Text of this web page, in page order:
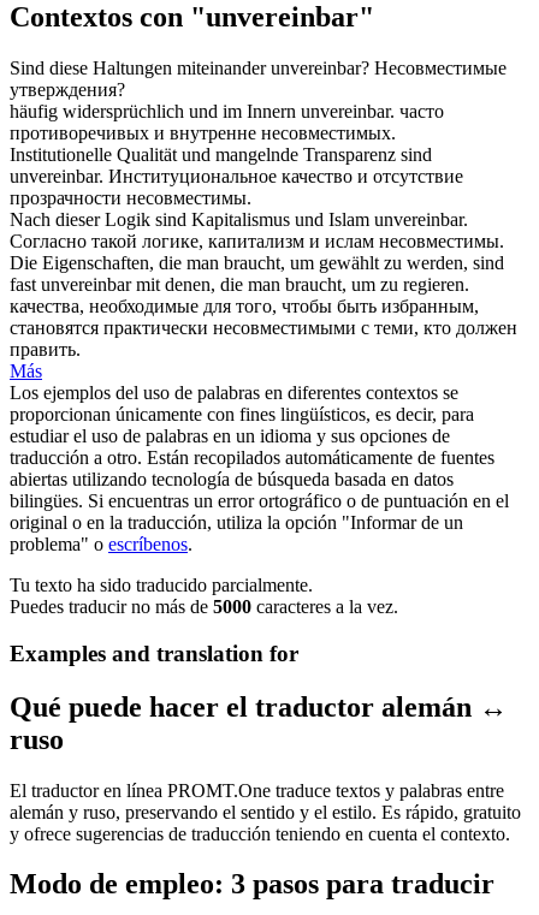
Contextos con "unvereinbar"
Sind diese Haltungen miteinanderunvereinbar? Несовместимые
утверждения?
häufig widersprüchlich und im Innern unvereinbar. часто
противоречивых и внутренне несовместимых.
Institutionelle Qualität und mangelnde Transparenz sind
unvereinbar. Институциональное качество и отсутствие
прозрачности несовместимы.
Nach dieser Logik sind Kapitalismus und Islam unvereinbar.
Согласно такой логике, капитализм и ислам несовместимы.
Die Eigenschaften, die man braucht, um gewählt zu werden, sind
fast unvereinbarmit denen, die man braucht, um zu regieren.
качества, необходимые для того, чтобы быть избранным,
становятся практически несовместимыми с теми, кто должен
править.
Más
Los ejemplos del uso de palabras en diferentes contextos se
proporcionan únicamente con fines lingüísticos, es decir, para
estudiar el uso de palabras en un idioma y sus opciones de
traducción a otro. Están recopilados automáticamente de fuentes
abiertas utilizando tecnología de búsqueda basada en datos
bilingües. Si encuentras un error ortográfico o de puntuación en el
original o en la traducción, utiliza la opción "Informar de un
problema" o escríbenos.
Tu texto ha sido traducido parcialmente.
Puedes traducir no más de 5000 caracteres a la vez.
Examples and translation for
Qué puede hacer el traductor alemán ↔
ruso
El traductor en línea PROMT.One traduce textos y palabras entre
alemán y ruso, preservando el sentido y el estilo. Es rápido, gratuito
y ofrece sugerencias de traducción teniendo en cuenta el contexto.
Modo de empleo: 3 pasos para traducir